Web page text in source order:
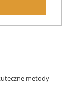
metody